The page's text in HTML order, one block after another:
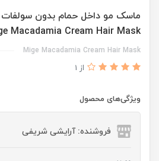
ماسک مو داخل حمام بدون سولفات
Macadamia Cream Hair Mask
Mige Macadamia Cream Hair Mask
از 1
ویژگی‌های محصول
فروشنده: آرایشی شریفی